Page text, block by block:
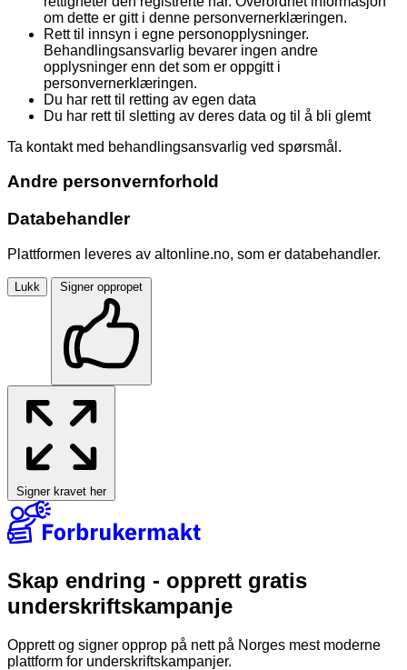
om dette er gitt i denne personvernerklæringen.
Rett til innsyn i egne personopplysninger.
Behandlingsansvarlig bevarer ingen andre
opplysninger enn det som er oppgitt i
personvernerklæringen.
Du har rett til retting av egen data
Du har rett til sletting av deres data og til å bli glemt
Ta kontakt med behandlingsansvarlig ved spørsmål.
Andre personvernforhold
Databehandler
Plattformen leveres av altonline.no, som er databehandler.
Lukk Signer oppropet
Signer kravet her
Skap endring - opprett gratis
underskriftskampanje
Opprett og signer opprop på nett på Norges mest moderne
plattform for underskriftskampanjer.